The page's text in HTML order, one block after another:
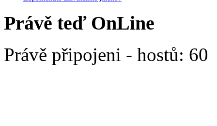
Právě teď OnLine
Právě připojeni - hostů: 60